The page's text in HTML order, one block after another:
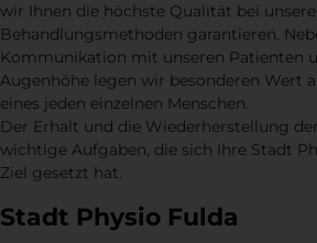
wir Ihnen die höchste Qualität bei
Behandlungsmethoden garantieren.
Kommunikation mit unseren Patienten
Augenhöhe legen wir besonderen Wert
eines jeden einzelnen Menschen.
Der Erhalt und die Wiederherstellung
wichtige Aufgaben, die sich Ihre Stadt
Ziel gesetzt hat.
Stadt Physio Fulda